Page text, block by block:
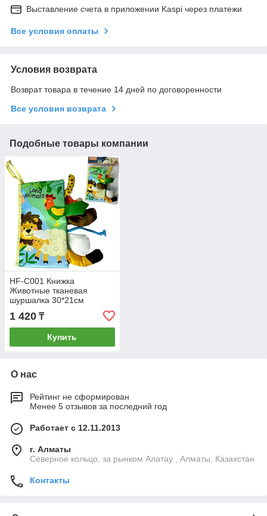
Выставление счета в приложении Kaspi через платежи
Все условия оплаты
Условия возврата
Возврат товара в течение 14 дней по договоренности
Все условия возврата
Подобные товары компании
HF-C001 Книжка
Животные тканевая
шуршалка 30*21см
1 420 ₸
Купить
О нас
Рейтинг не сформирован
Менее 5 отзывов за последний год
Работает с 12.11.2013
г. Алматы
Северное кольцо, за рынком Алатау , Алматы, Казахстан
Контакты